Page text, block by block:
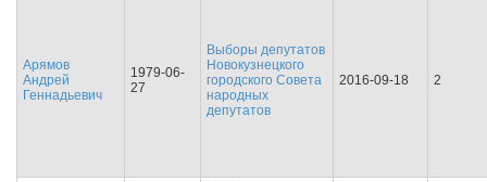
Арямов
Андрей
Геннадьевич
1979-06-
27
Выборы депутатов
Новокузнецкого
городского Совета
народных
депутатов
2016-09-18 2